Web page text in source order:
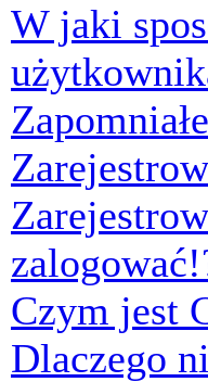
W jaki
Czym jest
Dlaczego